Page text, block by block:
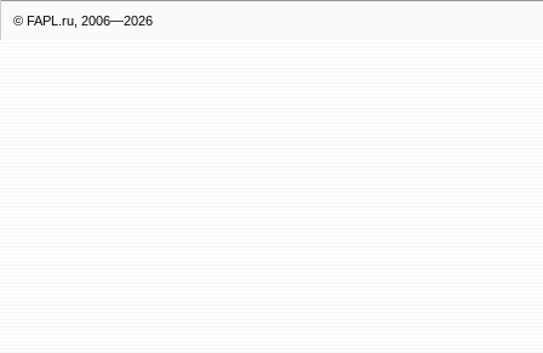
© FAPL.ru, 2006—2026